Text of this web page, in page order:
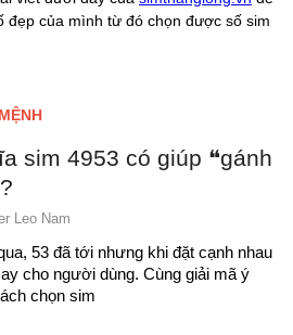
đẹp của mình từ đó chọn được số sim
sim 4953 có giúp ❝gánh
Leo Nam
53 đã tới nhưng khi đặt cạnh nhau
cho người dùng. Cùng giải mã ý
chọn sim